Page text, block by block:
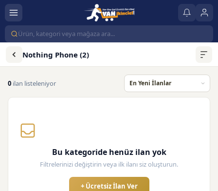
Nothing Phone (2)
0 ilan listeleniyor
Bu kategoride henüz ilan yok
Filtrelerinizi değiştirin veya ilk ilanı siz oluşturun.
+ Ücretsiz İlan Ver